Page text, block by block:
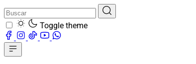
Toggle theme